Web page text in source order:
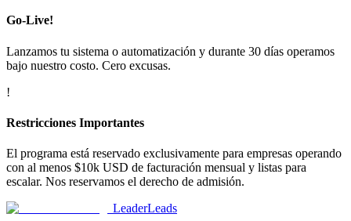
Go-Live!
Lanzamos tu sistema o automatización y durante 30 días operamos
bajo nuestro costo. Cero excusas.
!
Restricciones Importantes
El programa está reservado exclusivamente para empresas operando
con al menos $10k USD de facturación mensual y listas para
escalar. Nos reservamos el derecho de admisión.
LeaderLeads